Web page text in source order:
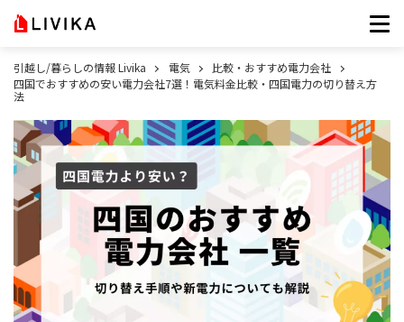
引越し/暮らしの情報 Livika 電気
比較・おすすめ電力会社
四国でおすすめの安い電力会社7選！電気料金比較・四国電力の切り替え方
法